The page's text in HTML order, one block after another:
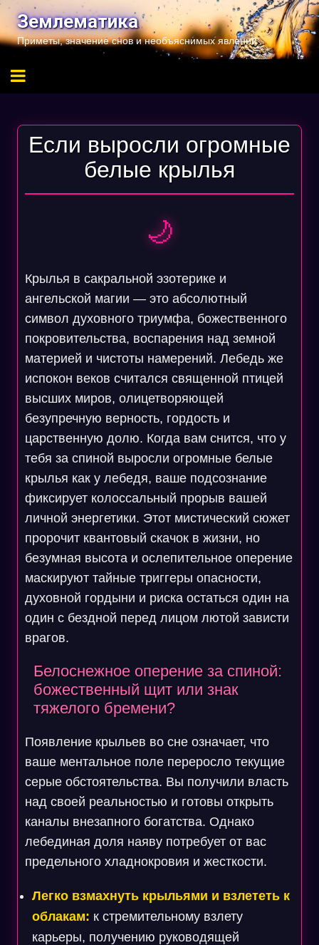
Перейти
содержимому
Землематика
Приметы, значение снов и необъяснимых явлений
Если выросли огромные
белые крылья
🌙
Крылья в сакральной эзотерике и
ангельской магии — это абсолютный
символ духовного триумфа, божественного
покровительства, воспарения над земной
материей и чистоты намерений. Лебедь же
испокон веков считался священной птицей
высших миров, олицетворяющей
безупречную верность, гордость и
царственную долю. Когда вам снится, что у
тебя за спиной выросли огромные белые
крылья как у лебедя, ваше подсознание
фиксирует колоссальный прорыв вашей
личной энергетики. Этот мистический сюжет
пророчит квантовый скачок в жизни, но
безумная высота и ослепительное оперение
маскируют тайные триггеры опасности,
духовной гордыни и риска остаться один на
один с бездной перед лицом лютой зависти
врагов.
Белоснежное оперение за спиной:
божественный щит или знак
тяжелого бремени?
Появление крыльев во сне означает, что
ваше ментальное поле переросло текущие
серые обстоятельства. Вы получили власть
над своей реальностью и готовы открыть
каналы внезапного богатства. Однако
лебединая доля наяву потребует от вас
предельного хладнокровия и жесткости.
Легко взмахнуть крыльями и взлететь к
облакам: к стремительному взлету
карьеры, получению руководящей